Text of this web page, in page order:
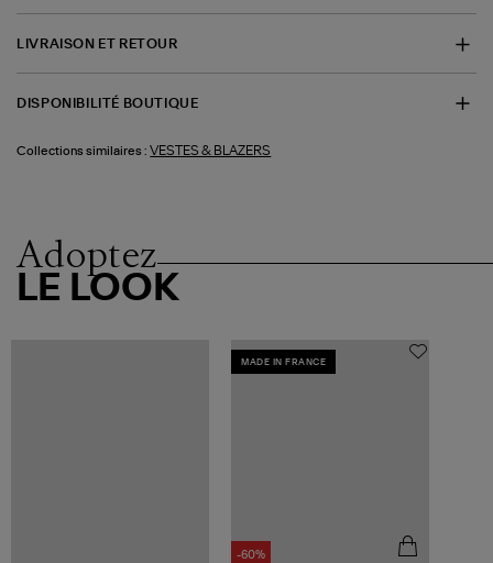
LIVRAISON ET RETOUR
DISPONIBILITÉ BOUTIQUE
Collections similaires : VESTES & BLAZERS
Adoptez
LE LOOK
MADE IN FRANCE
-60%